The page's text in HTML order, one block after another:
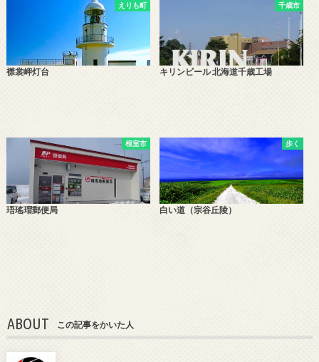
えりも町
襟裳岬灯台
千歳市
キリンビール 北海道千歳工場
根室市
珸瑤瑁郵便局
歩く
白い道（宗谷丘陵）
ABOUT この記事をかいた人